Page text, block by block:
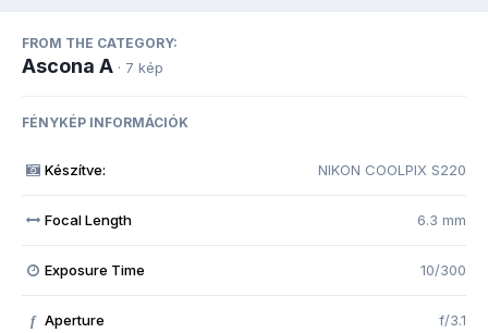
FROM THE CATEGORY:
Ascona A · 7 kép
FÉNYKÉP INFORMÁCIÓK
Készítve: NIKON COOLPIX S220
Focal Length 6.3 mm
Exposure Time 10/300
f Aperture f/3.1